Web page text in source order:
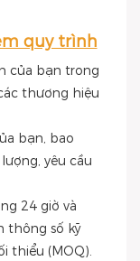
quy trình
của bạn trong
thương hiệu
yêu cầu
thông số kỹ
thiểu (MOQ).